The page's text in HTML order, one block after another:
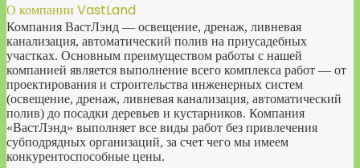
О компании VastLand
Компания ВастЛэнд — освещение, дренаж, ливневая
канализация, автоматический полив на приусадебных
участках. Основным преимуществом работы с нашей
компанией является выполнение всего комплекса работ — от
проектирования и строительства инженерных систем
(освещение, дренаж, ливневая канализация, автоматический
полив) до посадки деревьев и кустарников. Компания
«ВастЛэнд» выполняет все виды работ без привлечения
субподрядных организаций, за счет чего мы имеем
конкурентоспособные цены.